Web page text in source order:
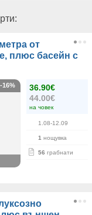
от
плюс басейн с
36.90€
44.00€
на човек
1.08-12.09
1 нощувка
56 грабнати
-16%